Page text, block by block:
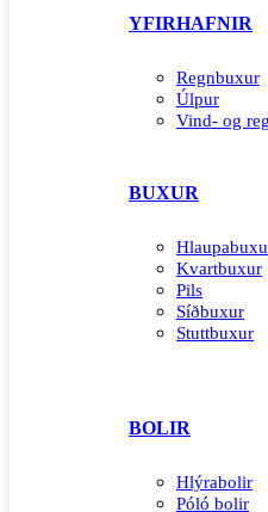
YFIRHAFNIR
Regnbuxur
Úlpur
Vind- og
BUXUR
Kvartbuxur
Pils
Síðbuxur
Stuttbuxur
BOLIR
Hlýrabolir
Póló bolir